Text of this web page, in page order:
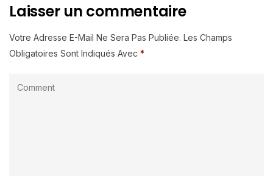
Laisser un commentaire
Votre Adresse E-Mail Ne Sera Pas Publiée. Les Champs
Obligatoires Sont Indiqués Avec *